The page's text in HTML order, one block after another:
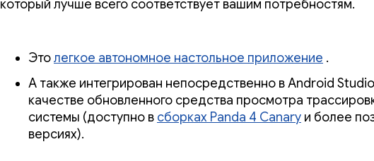
который лучше всего соответствует вашим потребностям.
Этолегкое автономное настольное приложение .
А также интегрирован непосредственно в Android
качестве обновленного средства просмотра
системы (доступно в сборках Panda 4 Canary и более
версиях).